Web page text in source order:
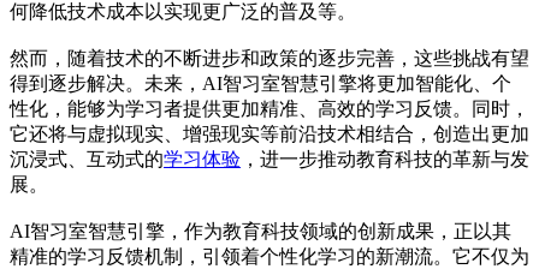
何降低技术成本以实现更广泛的普及等。
然而，随着技术的不断进步和政策的逐步完善，这些挑战有望
得到逐步解决。未来，AI智习室智慧引擎将更加智能化、个
性化，能够为学习者提供更加精准、高效的学习反馈。同时，
它还将与虚拟现实、增强现实等前沿技术相结合，创造出更加
沉浸式、互动式的学习体验 ，进一步推动教育科技的革新与发
展。
AI智习室智慧引擎，作为教育科技领域的创新成果，正以其
精准的学习反馈机制，引领着个性化学习的新潮流。它不仅为